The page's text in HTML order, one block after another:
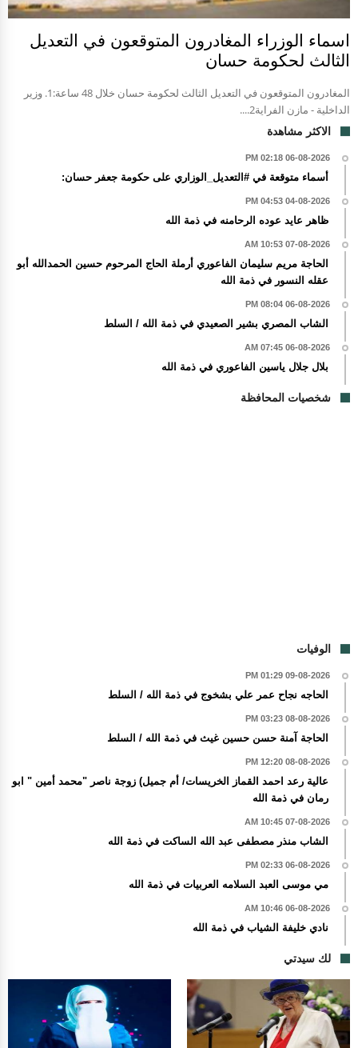
اسماء الوزراء المغادرون المتوقعون في التعديل
الثالث لحكومة حسان
المغادرون المتوقعون في التعديل الثالث لحكومة حسان خلال 48 ساعة:1. وزير
الداخلية - مازن الفراية2....
الاكثر مشاهدة
06-08-2026 02:18 PM
أسماء متوقعة في #التعديل_الوزاري على حكومة جعفر حسان:
04-08-2026 04:53 PM
ظاهر عايد عوده الرحامنه في ذمة الله
07-08-2026 10:53 AM
الحاجة مريم سليمان الفاعوري أرملة الحاج المرحوم حسين الحمدالله أبو
عقله النسور في ذمة الله
06-08-2026 08:04 PM
الشاب المصري بشير الصعيدي في ذمة الله / السلط
06-08-2026 07:45 AM
بلال جلال ياسين الفاعوري في ذمة الله
شخصيات المحافظة
الوفيات
09-08-2026 01:29 PM
الحاجه نجاح عمر علي بشخوج في ذمة الله / السلط
08-08-2026 03:23 PM
الحاجة آمنة حسن حسين غيث في ذمة الله / السلط
08-08-2026 12:20 PM
عالية رعد احمد القماز الخريسات/ أم جميل) زوجة ناصر "محمد أمين " ابو
رمان في ذمة الله
07-08-2026 10:45 AM
الشاب منذر مصطفى عبد الله الساكت في ذمة الله
06-08-2026 02:33 PM
مي موسى العبد السلامه العربيات في ذمة الله
06-08-2026 10:46 AM
نادي خليفة الشياب في ذمة الله
لك سيدتي